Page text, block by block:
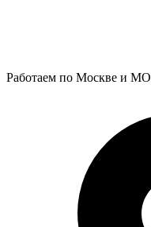
Работаем по Москве и МО